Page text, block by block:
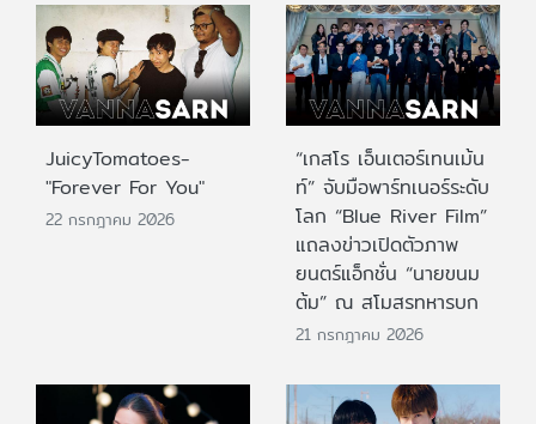
JuicyTomatoes-
"Forever For You"
22 กรกฎาคม 2026
“เกสโร เอ็นเตอร์เทนเม้น
ท์” จับมือพาร์ทเนอร์ระดับ
โลก “Blue River Film”
แถลงข่าวเปิดตัวภาพ
ยนตร์แอ็กชั่น “นายขนม
ต้ม” ณ สโมสรทหารบก
21 กรกฎาคม 2026